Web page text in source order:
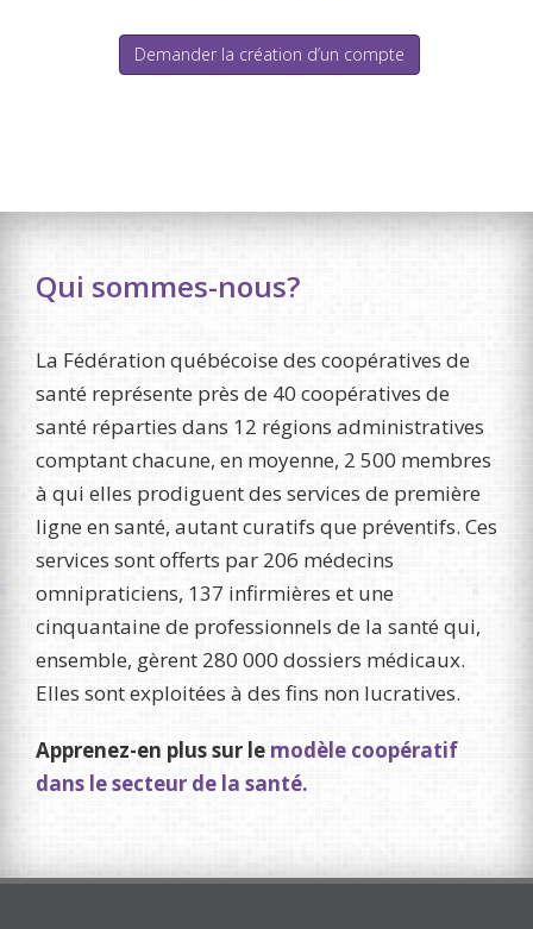
Demander la création d’un compte
Qui sommes-nous?
La Fédération québécoise des coopératives de
santé représente près de 40 coopératives de
santé réparties dans 12 régions administratives
comptant chacune, en moyenne, 2 500 membres
à qui elles prodiguent des services de première
ligne en santé, autant curatifs que préventifs. Ces
services sont offerts par 206 médecins
omnipraticiens, 137 infirmières et une
cinquantaine de professionnels de la santé qui,
ensemble, gèrent 280 000 dossiers médicaux.
Elles sont exploitées à des fins non lucratives.
Apprenez-en plus sur le modèle coopératif
dans le secteur de la santé.